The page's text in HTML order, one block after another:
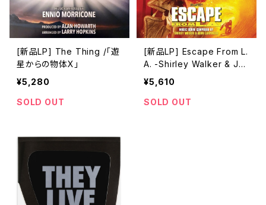
[新品LP] The Thing /「遊
星からの物体X」
¥5,280
SOLD OUT
[新品LP] Escape From L.
A. -Shirley Walker & Jo
hn Carpenter / 「エスケー
プ・フロム・L.A.」
¥5,610
SOLD OUT